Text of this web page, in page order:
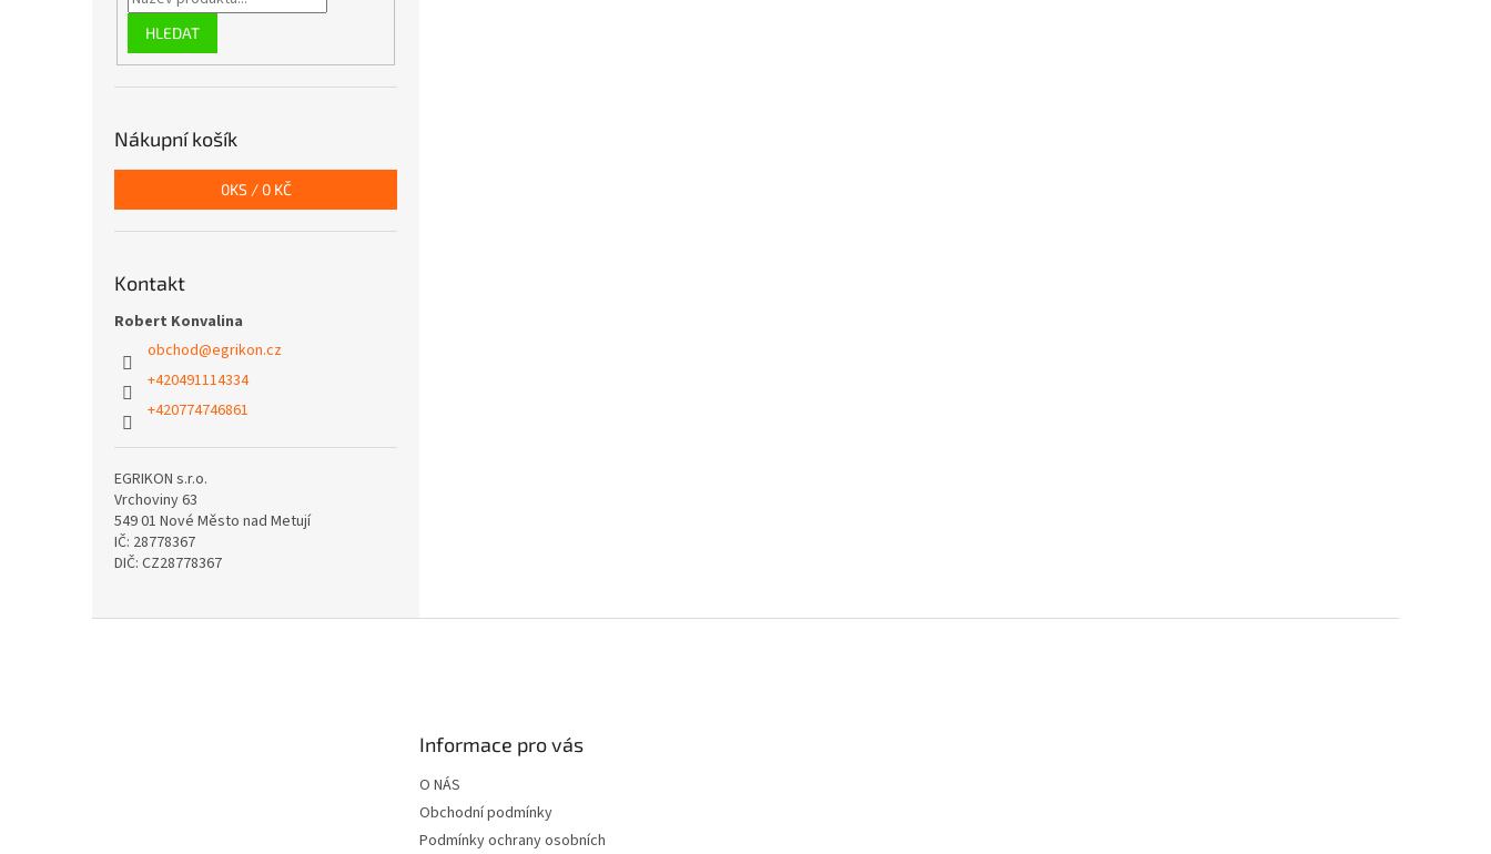
HLEDAT
Nákupní košík
0KS / 0 KČ
Kontakt
Robert Konvalina
obchod@egrikon.cz
+420491114334
+420774746861
EGRIKON s.r.o.
Vrchoviny 63
549 01 Nové Město nad Metují
IČ: 28778367
DIČ: CZ28778367
Informace pro vás
O NÁS
Obchodní podmínky
Podmínky ochrany osobních